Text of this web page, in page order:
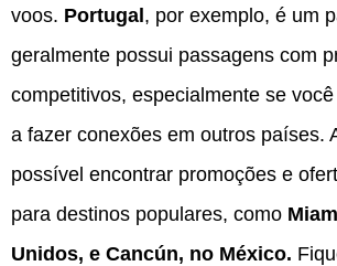
voos. Portugal, por exemplo, é um
geralmente possui passagens com
competitivos, especialmente se
a fazer conexões em outros países.
possível encontrar promoções e
para destinos populares, como
Unidos, e Cancún, no México.